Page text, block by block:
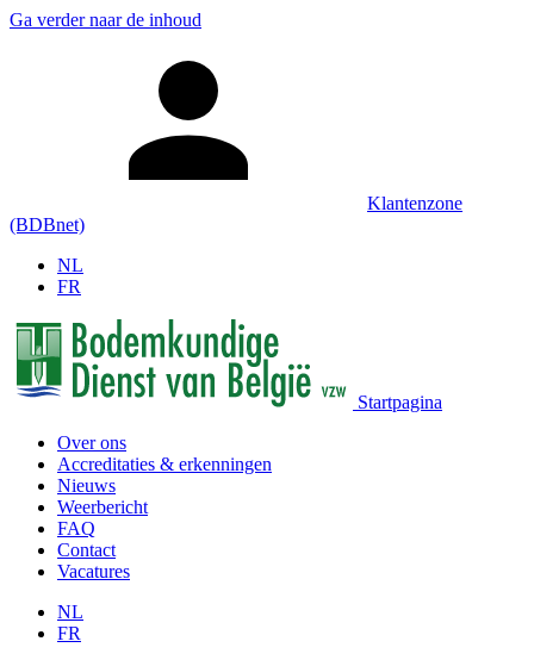
Ga verder naar de inhoud
Klantenzone
(BDBnet)
NL
FR
Startpagina
Over ons
Accreditaties & erkenningen
Nieuws
Weerbericht
FAQ
Contact
Vacatures
NL
FR